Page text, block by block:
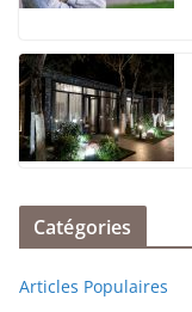
Catégories
Articles Populaires